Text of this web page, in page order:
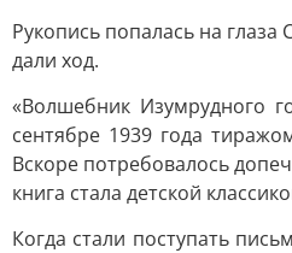
Рукопись попалась на
дали ход.
«Волшебник Изумрудного
сентябре 1939 года
Вскоре потребовалось
книга стала детской
Когда стали поступать